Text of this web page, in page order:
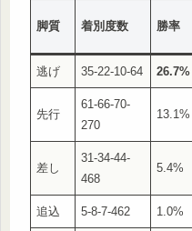
脚質 着別度数 勝率
逃げ 35-22-10-64 26.7%
先行
61-66-70-
270
13.1%
差し
31-34-44-
468
5.4%
追込 5-8-7-462 1.0%